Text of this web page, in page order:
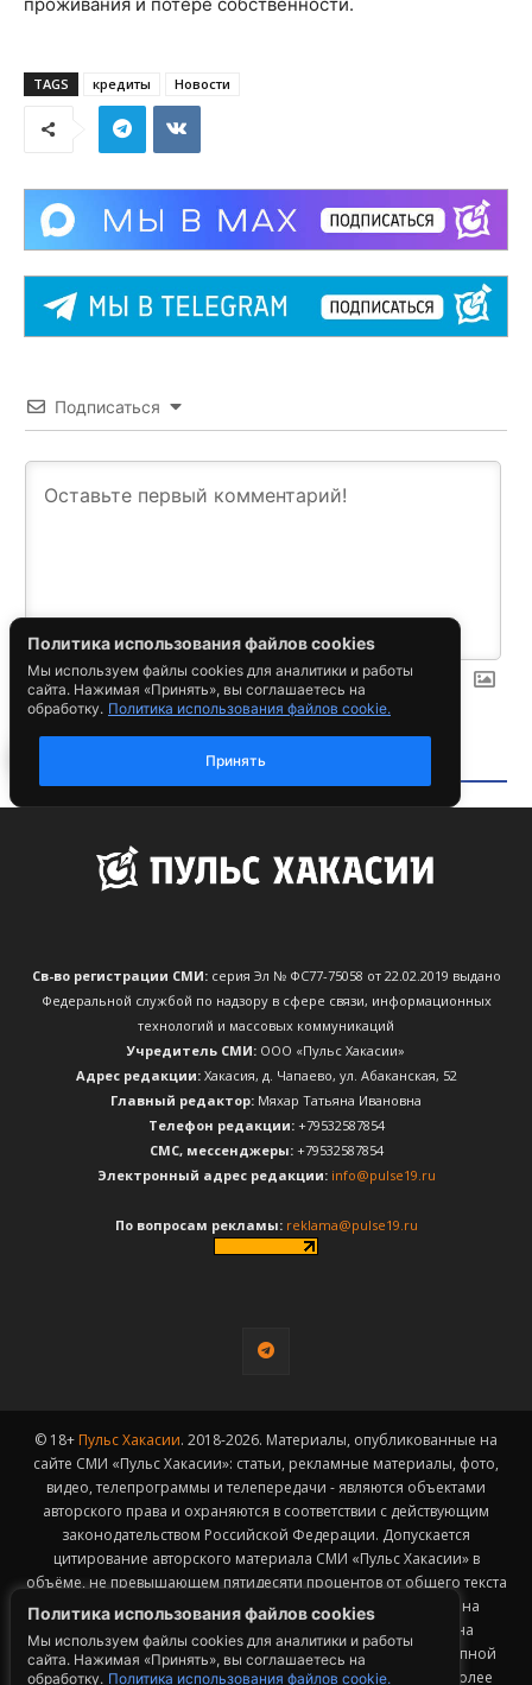
Политика использования файлов cookies
Мы используем файлы cookies для аналитики и работы
сайта. Нажимая «Принять», вы соглашаетесь на
обработку. Политика использования файлов cookie.
Св-во регистрации СМИ:серия Эл № ФС77-75058 от 22.02.2019 выдано
Федеральной службой по надзору в сфере связи, информационных
технологий и массовых коммуникаций
Учредитель СМИ: ООО «Пульс Хакасии»
Адрес редакции:Хакасия, д. Чапаево, ул. Абаканская, 52
Главный редактор: Мяхар Татьяна Ивановна
Телефон редакции:+79532587854
CМС, мессенджеры:+79532587854
Электронный адрес редакции: info@pulse19.ru
По вопросам рекламы: reklama@pulse19.ru
© 18+ Пульс Хакасии. 2018-2026. Материалы, опубликованные на
сайте СМИ «Пульс Хакасии»: статьи, рекламные материалы, фото,
видео, телепрограммы и телепередачи - являются объектами
авторского права и охраняются в соответствии с действующим
законодательством Российской Федерации. Допускается
цитирование авторского материала СМИ «Пульс Хакасии» в
объёме, не превышающем пятидесяти процентов от общего текста
публикации с обязательным размещением гиперссылки на
страницу заимствования материала. Гиперссылка должна
размещаться в тексте цитируемого материала и быть доступной
для индексации поисковыми системами. Заимствование более